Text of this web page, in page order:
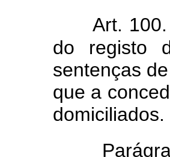
Art.
do registo
sentenças
que a
domiciliados.